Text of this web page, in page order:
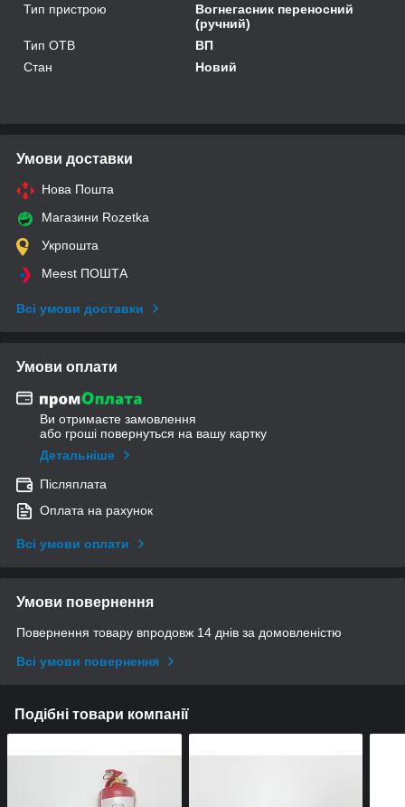
Тип пристрою
Вогнегасник переносний
(ручний)
Тип ОТВ
ВП
Стан
Новий
Умови доставки
Нова Пошта
Магазини Rozetka
Укрпошта
Meest ПОШТА
Всі умови доставки
Умови оплати
Ви отримаєте замовлення
або гроші повернуться на вашу картку
Детальніше
Післяплата
Оплата на рахунок
Всі умови оплати
Умови повернення
Повернення товару впродовж 14 днів за домовленістю
Всі умови повернення
Подібні товари компанії